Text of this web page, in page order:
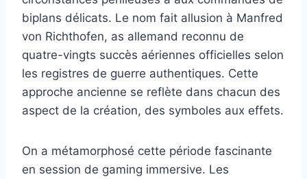
biplans délicats. Le nom fait allusion à Manfred
von Richthofen, as allemand reconnu de
quatre-vingts succès aériennes officielles selon
les registres de guerre authentiques. Cette
approche ancienne se reflète dans chacun des
aspect de la création, des symboles aux effets.
On a métamorphosé cette période fascinante
en session de gaming immersive. Les